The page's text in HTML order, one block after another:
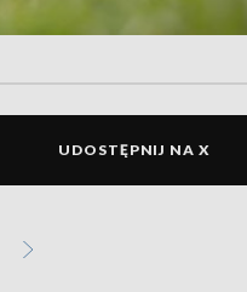
UDOSTĘPNIJ NA X